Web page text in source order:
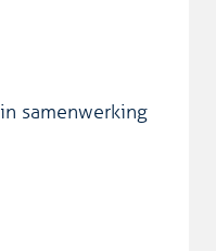
samenwerking